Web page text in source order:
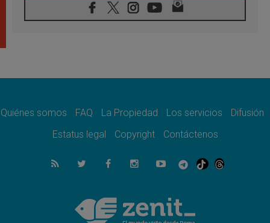
08.08.2026
León XIV visitará el Santuario de la Madre
07.08.2026
07.08.2026
el compromiso del cristiano"
La matanza de niños en Gaza no cesa: 300
muertos en 300 días
Tagle: La guerra desfigura el mundo, solo la
revelación de Dios lo transfigura
Quiénes somos FAQ La Propiedad Los servicios
Difusión
Estatus legal
Copyright Contáctenos